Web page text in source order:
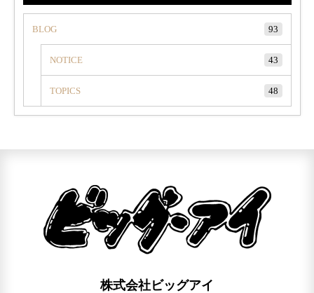
BLOG 93
NOTICE 43
TOPICS 48
株式会社ビッグアイ